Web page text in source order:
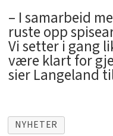
– I samarbeid
ruste opp
Vi setter i gang
være klart for
sier Langeland
NYHETER